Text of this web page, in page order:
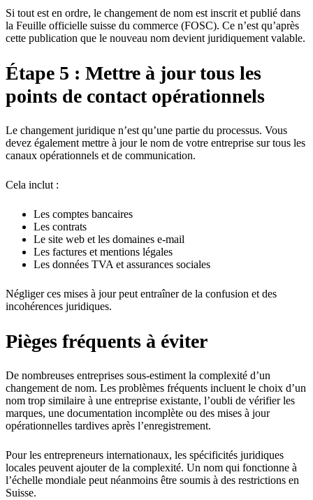
Si tout est en ordre, le changement de nom est inscrit et publié dans
la Feuille officielle suisse du commerce (FOSC). Ce n’est qu’après
cette publication que le nouveau nom devient juridiquement valable.
Étape 5 : Mettre à jour tous les
points de contact opérationnels
Le changement juridique n’est qu’une partie du processus. Vous
devez également mettre à jour le nom de votre entreprise sur tous les
canaux opérationnels et de communication.
Cela inclut :
Les comptes bancaires
Les contrats
Le site web et les domaines e-mail
Les factures et mentions légales
Les données TVA et assurances sociales
Négliger ces mises à jour peut entraîner de la confusion et des
incohérences juridiques.
Pièges fréquents à éviter
De nombreuses entreprises sous-estiment la complexité d’un
changement de nom. Les problèmes fréquents incluent le choix d’un
nom trop similaire à une entreprise existante, l’oubli de vérifier les
marques, une documentation incomplète ou des mises à jour
opérationnelles tardives après l’enregistrement.
Pour les entrepreneurs internationaux, les spécificités juridiques
locales peuvent ajouter de la complexité. Un nom qui fonctionne à
l’échelle mondiale peut néanmoins être soumis à des restrictions en
Suisse.